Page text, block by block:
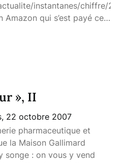
instantanes/chiffre/
Amazon qui s’est payé ce…
», II
22 octobre 2007
pharmaceutique et
la Maison Gallimard
songe : on vous y vend